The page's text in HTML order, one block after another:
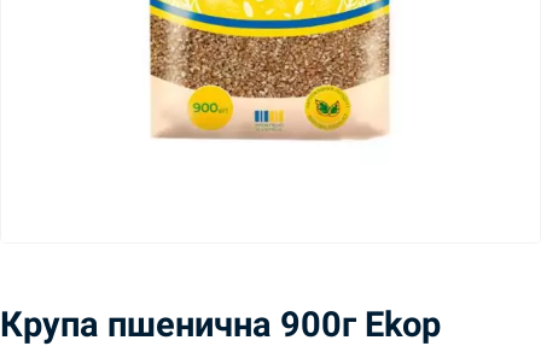
Крупа пшенична 900г Ekop